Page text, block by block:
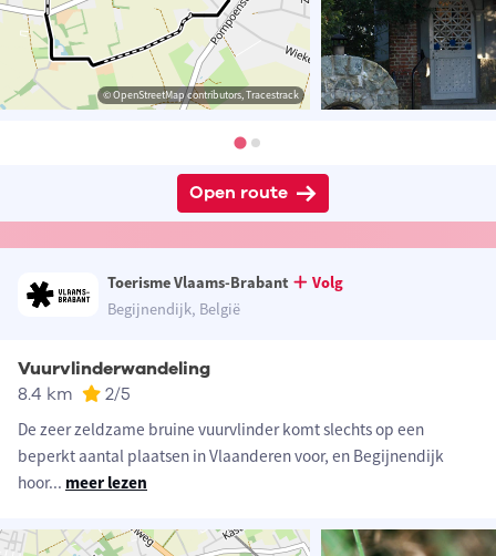
© OpenStreetMap contributors, Tracestrack
Open route
Toerisme Vlaams-Brabant
Volg
Begijnendijk, België
Vuurvlinderwandeling
8.4 km 2/5
De zeer zeldzame bruine vuurvlinder komt slechts op een
beperkt aantal plaatsen in Vlaanderen voor, en Begijnendijk
hoor... meer lezen